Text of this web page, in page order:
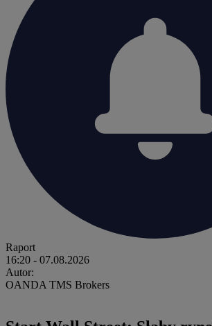
Raport
16:20 - 07.08.2026
Autor:
OANDA TMS Brokers